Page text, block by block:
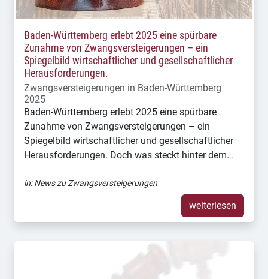
Baden-Württemberg erlebt 2025 eine spürbare
Zunahme von Zwangsversteigerungen – ein
Spiegelbild wirtschaftlicher und gesellschaftlicher
Herausforderungen.
Zwangsversteigerungen in Baden-Württemberg
2025
Baden-Württemberg erlebt 2025 eine spürbare
Zunahme von Zwangsversteigerungen – ein
Spiegelbild wirtschaftlicher und gesellschaftlicher
Herausforderungen. Doch was steckt hinter dem…
in:News zu Zwangsversteigerungen
weiterlesen